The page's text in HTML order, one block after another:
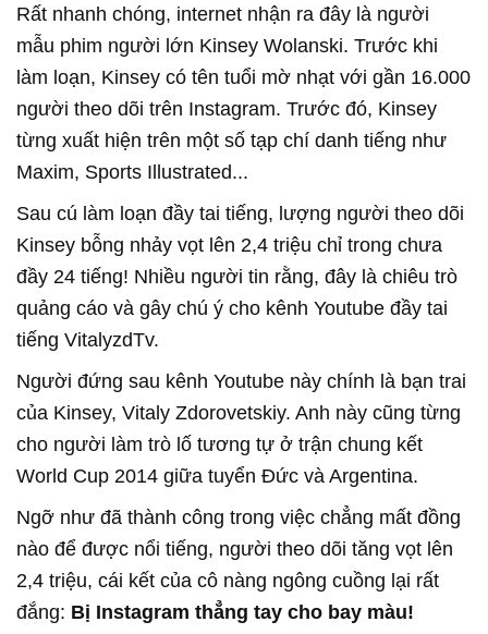
Rất nhanh chóng, internet nhận ra đây là người
mẫu phim người lớn Kinsey Wolanski. Trước khi
làm loạn, Kinsey có tên tuổi mờ nhạt với gần 16.000
người theo dõi trên Instagram. Trước đó, Kinsey
từng xuất hiện trên một số tạp chí danh tiếng như
Maxim, Sports Illustrated...
Sau cú làm loạn đầy tai tiếng, lượng người theo dõi
Kinsey bỗng nhảy vọt lên 2,4 triệu chỉ trong chưa
đầy 24 tiếng! Nhiều người tin rằng, đây là chiêu trò
quảng cáo và gây chú ý cho kênh Youtube đầy tai
tiếng VitalyzdTv.
Người đứng sau kênh Youtube này chính là bạn trai
của Kinsey, Vitaly Zdorovetskiy. Anh này cũng từng
cho người làm trò lố tương tự ở trận chung kết
World Cup 2014 giữa tuyển Đức và Argentina.
Ngỡ như đã thành công trong việc chẳng mất đồng
nào để được nổi tiếng, người theo dõi tăng vọt lên
2,4 triệu, cái kết của cô nàng ngông cuồng lại rất
đắng: Bị Instagram thẳng tay cho bay màu!